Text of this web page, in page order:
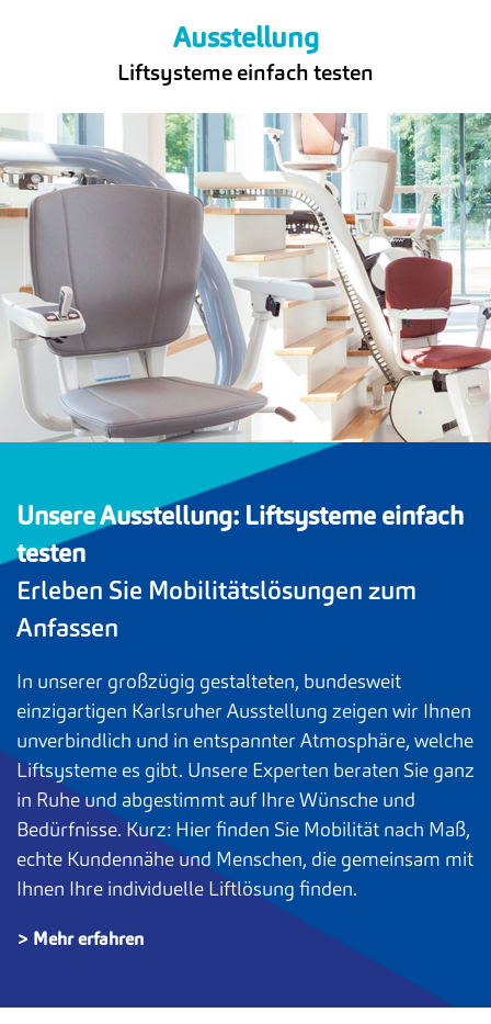
Ausstellung
Liftsysteme einfach testen
Unsere Ausstellung: Liftsysteme einfach
testen
Erleben Sie Mobilitätslösungen zum
Anfassen
In unserer großzügig gestalteten, bundesweit
einzigartigen Karlsruher Ausstellung zeigen wir Ihnen
unverbindlich und in entspannter Atmosphäre, welche
Liftsysteme es gibt. Unsere Experten beraten Sie ganz
in Ruhe und abgestimmt auf Ihre Wünsche und
Bedürfnisse. Kurz: Hier finden Sie Mobilität nach Maß,
echte Kundennähe und Menschen, die gemeinsam mit
Ihnen Ihre individuelle Liftlösung finden.
> Mehr erfahren